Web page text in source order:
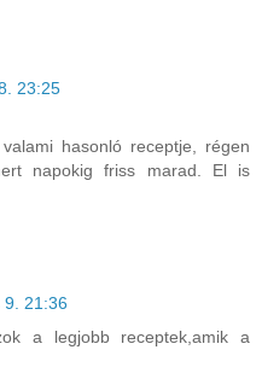
23:25
hasonló receptje, régen
napokig friss marad. El is
9. 21:36
a legjobb receptek,amik a